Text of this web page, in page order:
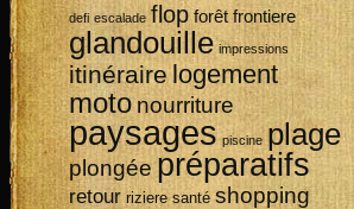
defi escalade flop forêt frontiere
glandouille impressions
itinéraire logement
moto nourriture
paysages piscine plage
plongée préparatifs
retour riziere santé shopping